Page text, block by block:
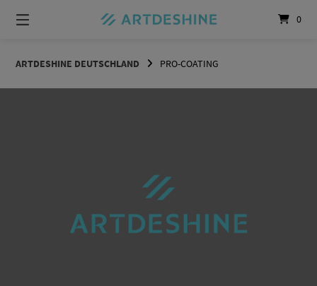
0
ARTDESHINE DEUTSCHLAND PRO-COATING